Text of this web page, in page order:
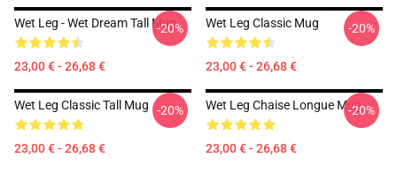
Wet Leg - Wet Dream Tall Mug
23,00 € - 26,68 €
-20% Wet Leg Classic Mug
23,00 € - 26,68 €
-20%
Wet Leg Classic Tall Mug
23,00 € - 26,68 €
-20% Wet Leg Chaise Longue Mug
23,00 € - 26,68 €
-20%